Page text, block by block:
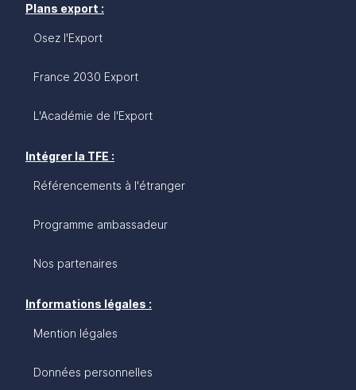
Plans export :
Osez l'Export
France 2030 Export
L'Académie de l'Export
Intégrer la TFE :
Référencements à l'étranger
Programme ambassadeur
Nos partenaires
Informations légales :
Mention légales
Données personnelles